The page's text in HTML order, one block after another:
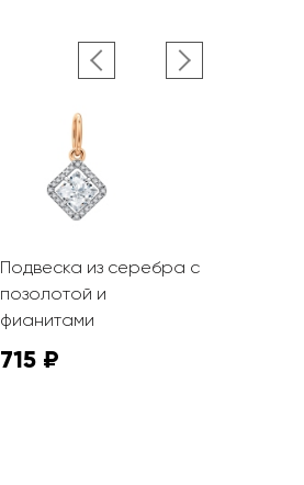
Подвеска из серебра с
позолотой и
фианитами
715 ₽